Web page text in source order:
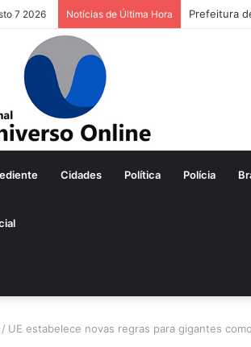
7 2026 Notícias de Última Hora Prefeitura
Cidades Política Polícia
/ UE estabelece novas regras para gigantes